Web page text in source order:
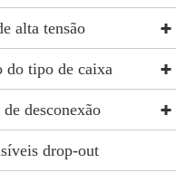
alta tensão
do tipo de caixa
desconexão
drop-out